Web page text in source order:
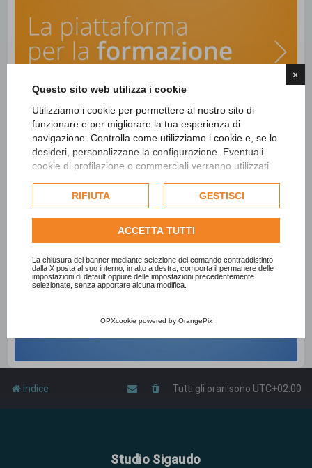
×
Questo sito web utilizza i cookie
Utilizziamo i cookie per permettere al nostro sito di
funzionare e per migliorare la tua esperienza di
navigazione. Controlla come utilizziamo i cookie e, se lo
desideri, personalizzane la configurazione. Eventuali
cookie di profilazione o commerciali verranno utilizzati
dell'utente e, se consentito, potrebbero essere utilizzati
per personalizzare gli annunci pubblicitari. Per ulteriori
informazioni su come Google utilizza i dati raccolti,
politica sulla privacy di Google
Consulta l'informativa cookie completa.
RIFIUTA GESTISCI
ACCETTA TUTTI
La chiusura del banner mediante selezione del comando contraddistinto
dalla X posta al suo interno, in alto a destra, comporta il permanere delle
impostazioni di default oppure delle impostazioni precedentemente
selezionate, senza apportare alcuna modifica.
OPXcookie powered by OrangePix
Indice Tutti gli orari sono UTC+02:00
Studio Sigaudo